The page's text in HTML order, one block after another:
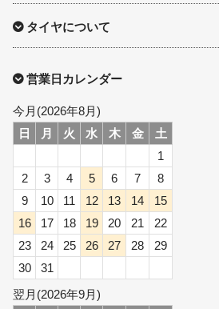
タイヤについて
営業日カレンダー
今月(2026年8月)
日
月 火 水 木 金
土
1
2
3 4 5 6 7
8
9
10 11 12 13 14
15
16
17 18 19 20 21
22
23
24 25 26 27 28
29
30
31
翌月(2026年9月)